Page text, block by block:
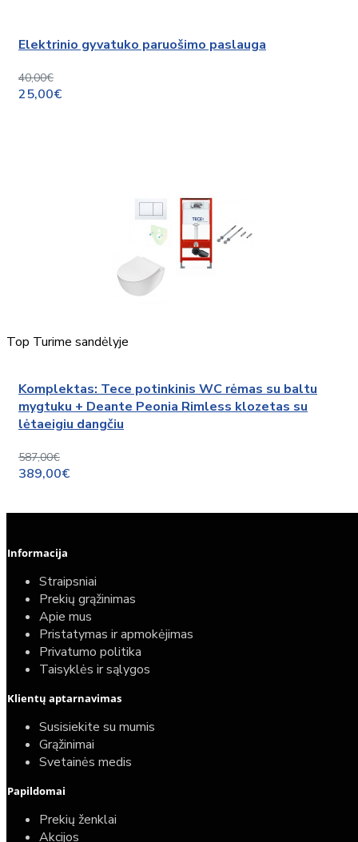
Elektrinio gyvatuko paruošimo paslauga
40,00€
25,00€
Top Turime sandėlyje
Komplektas: Tece potinkinis WC rėmas su baltu
mygtuku + Deante Peonia Rimless klozetas su
lėtaeigiu dangčiu
587,00€
389,00€
Informacija
Straipsniai
Prekių grąžinimas
Apie mus
Pristatymas ir apmokėjimas
Privatumo politika
Taisyklės ir sąlygos
Klientų aptarnavimas
Susisiekite su mumis
Grąžinimai
Svetainės medis
Papildomai
Prekių ženklai
Akcijos